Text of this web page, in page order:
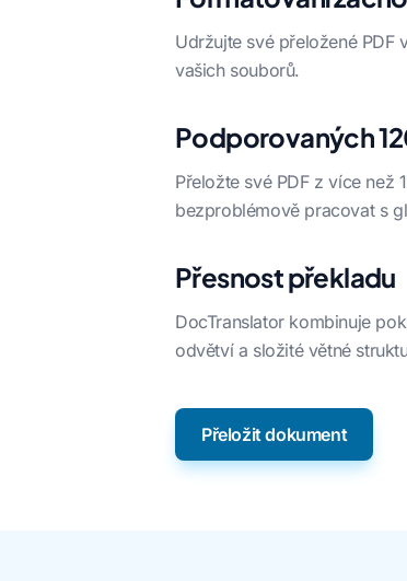
Udržujte své přeložené
vašich souborů.
Podporovaných
Přeložte své PDF z více než
bezproblémově pracovat s
Přesnost překladu
DocTranslator kombinuje
odvětví a složité větné
Přeložit dokument